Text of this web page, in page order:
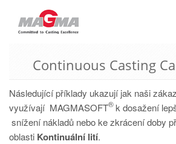
MAGMA Europe, Germany
EN
CS
Continuous Casting
Následující příklady ukazují jak naši
využívají MAGMASOFT
®k dosažení
snížení nákladů nebo ke zkrácení doby
oblasti Kontinuální lití.